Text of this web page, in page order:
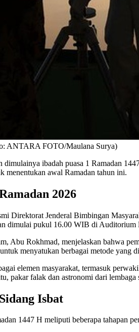
ANTARA FOTO/Maulana Surya)
ibadah puasa 1 Ramadan
menentukan awal Ramadan tahun ini.
2026
Direktorat Jenderal Bimbingan
dimulai pukul 16.00 WIB di Auditorium
Abu Rokhmad, menjelaskan bahwa
menyatukan berbagai metode yang
elemen masyarakat, termasuk
pakar falak dan astronomi dari
Isbat
1447 H meliputi beberapa tahapan